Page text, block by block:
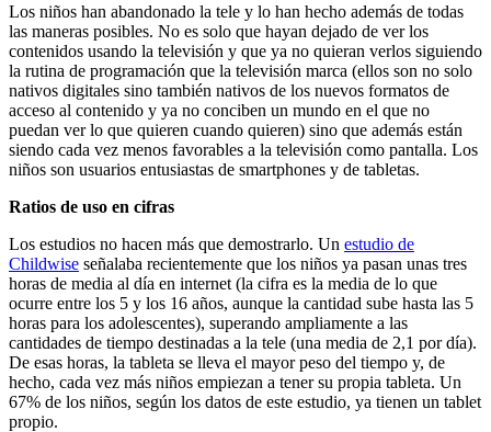
Los niños han abandonado la tele y lo han hecho además de todas
las maneras posibles. No es solo que hayan dejado de ver los
contenidos usando la televisión y que ya no quieran verlos siguiendo
la rutina de programación que la televisión marca (ellos son no solo
nativos digitales sino también nativos de los nuevos formatos de
acceso al contenido y ya no conciben un mundo en el que no
puedan ver lo que quieren cuando quieren) sino que además están
siendo cada vez menos favorables a la televisión como pantalla. Los
niños son usuarios entusiastas de smartphones y de tabletas.
Ratios de uso en cifras
Los estudios no hacen más que demostrarlo. Un estudio de
Childwise señalaba recientemente que los niños ya pasan unas tres
horas de media al día en internet (la cifra es la media de lo que
ocurre entre los 5 y los 16 años, aunque la cantidad sube hasta las 5
horas para los adolescentes), superando ampliamente a las
cantidades de tiempo destinadas a la tele (una media de 2,1 por día).
De esas horas, la tableta se lleva el mayor peso del tiempo y, de
hecho, cada vez más niños empiezan a tener su propia tableta. Un
67% de los niños, según los datos de este estudio, ya tienen un tablet
propio.